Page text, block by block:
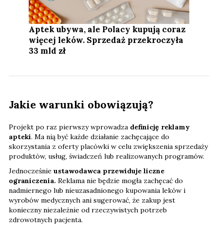
Aptek ubywa, ale Polacy kupują coraz
więcej leków. Sprzedaż przekroczyła
33 mld zł
Jakie warunki obowiązują?
Projekt po raz pierwszy wprowadza definicję reklamy
apteki. Ma nią być każde działanie zachęcające do
skorzystania z oferty placówki w celu zwiększenia sprzedaży
produktów, usług, świadczeń lub realizowanych programów.
Jednocześnie ustawodawca przewiduje liczne
ograniczenia. Reklama nie będzie mogła zachęcać do
nadmiernego lub nieuzasadnionego kupowania leków i
wyrobów medycznych ani sugerować, że zakup jest
konieczny niezależnie od rzeczywistych potrzeb
zdrowotnych pacjenta.